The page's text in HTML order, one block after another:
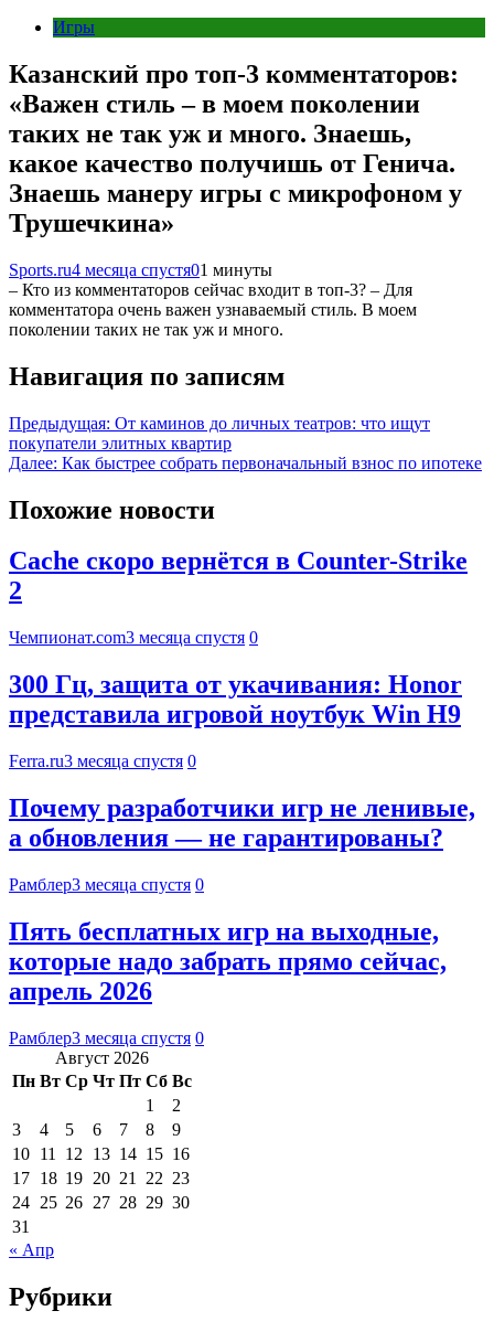
Игры
Казанский про топ-3 комментаторов:
«Важен стиль – в моем поколении
таких не так уж и много. Знаешь,
какое качество получишь от Генича.
Знаешь манеру игры с микрофоном у
Трушечкина»
Sports.ru4 месяца спустя01 минуты
– Кто из комментаторов сейчас входит в топ-3? – Для
комментатора очень важен узнаваемый стиль. В моем
поколении таких не так уж и много.
Навигация по записям
Предыдущая: От каминов до личных театров: что ищут
покупатели элитных квартир
Далее: Как быстрее собрать первоначальный взнос по ипотеке
Похожие новости
Cache скоро вернётся в Counter-Strike
2
Чемпионат.com3 месяца спустя 0
300 Гц, защита от укачивания: Honor
представила игровой ноутбук Win H9
Ferra.ru3 месяца спустя 0
Почему разработчики игр не ленивые,
а обновления — не гарантированы?
Рамблер3 месяца спустя 0
Пять бесплатных игр на выходные,
которые надо забрать прямо сейчас,
апрель 2026
Рамблер3 месяца спустя 0
Август 2026
Пн Вт Ср Чт Пт Сб Вс
1
2
3
4 5 6 7 8
9
10 11 12 13 14 15 16
17 18 19 20 21 22 23
24 25 26 27 28 29 30
31
« Апр
Рубрики